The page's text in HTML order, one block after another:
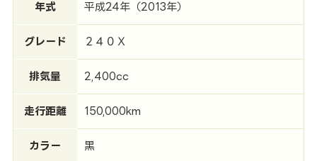
年式 平成24年（2013年）
グレード ２４０Ｘ
排気量 2,400cc
走行距離 150,000km
カラー 黒